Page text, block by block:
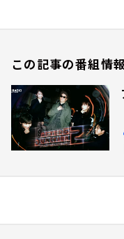
この記事の番組情報